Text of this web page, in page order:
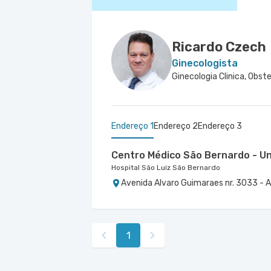
Ricardo Czech
Ginecologista
Endereço 1 Endereço 2Endereço 3
Centro Médico São Bernardo -
Hospital São Luiz São Bernardo
Avenida Alvaro Guimaraes nr. 3033 -
Hospital Brasil Mauá
Rua Martim Afonso nr. 114 - Vila
Hospital e Maternidade Ribeirão Pires
Rua Major Cardim nr. 461 - Suissa,
1